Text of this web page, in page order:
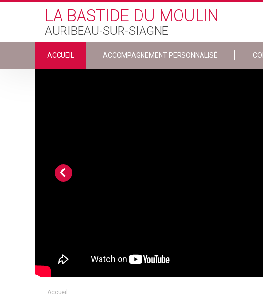
Skip to main content
LA BASTIDE DU MOULIN
AURIBEAU-SUR-SIAGNE
ACCUEIL ACCOMPAGNEMENT PERSONNALISÉ
Accueil